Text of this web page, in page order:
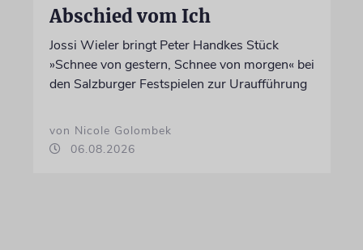
Abschied vom Ich
Jossi Wieler bringt Peter Handkes Stück
»Schnee von gestern, Schnee von morgen« bei
den Salzburger Festspielen zur Uraufführung
von Nicole Golombek
06.08.2026